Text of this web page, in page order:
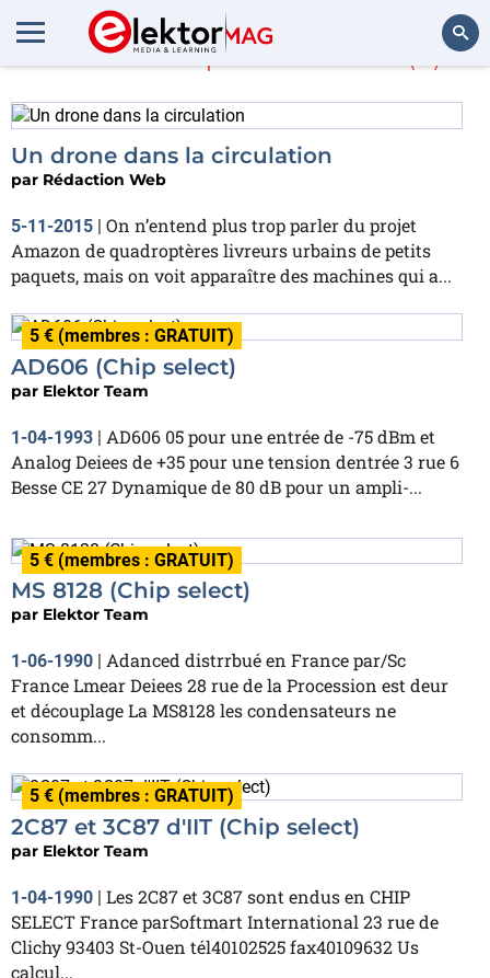
En savoir plus sur
Un drone dans la circulation
par Rédaction Web
5-11-2015 | On n’entend plus trop parler du projet
Amazon de quadroptères livreurs urbains de petits
paquets, mais on voit apparaître des machines qui a...
5 € (membres : GRATUIT)
AD606 (Chip select)
par Elektor Team
1-04-1993 | AD606 05 pour une entrée de -75 dBm et
Analog Deiees de +35 pour une tension dentrée 3 rue 6
Besse CE 27 Dynamique de 80 dB pour un ampli-...
5 € (membres : GRATUIT)
MS 8128 (Chip select)
par Elektor Team
1-06-1990
Adanced distrrbué en France par/Sc
France Lmear Deiees 28 rue de la Procession est deur
et découplage La MS8128 les condensateurs ne
consomm...
5 € (membres : GRATUIT)
2C87 et 3C87 d'IIT (Chip select)
par Elektor Team
1-04-1990 | Les 2C87 et 3C87 sont endus en CHIP
SELECT France parSoftmart International 23 rue de
Clichy 93403 St-Ouen tél40102525 fax40109632 Us
calcul...